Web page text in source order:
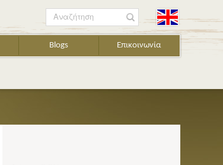
Blogs Επικοινωνία
Αναζήτηση